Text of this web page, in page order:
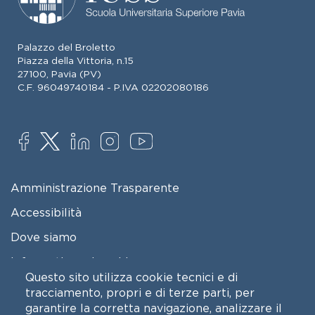
Questo sito utilizza cookie tecnici e di
tracciamento, propri e di terze parti, per
garantire la corretta navigazione, analizzare il
Palazzo del Broletto
Piazza della Vittoria, n.15
27100, Pavia (PV)
C.F. 96049740184 - P.IVA 02202080186
SOCIAL
FOOTER MENU
Amministrazione Trasparente
Accessibilità
Dove siamo
Informativa sui cookie
Cookie settings
Protezione dei dati personali